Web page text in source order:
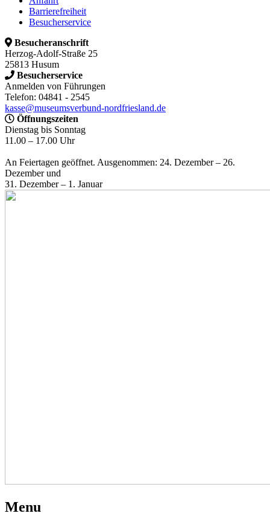
Barrierefreiheit
Besucherservice
Besucheranschrift
Herzog-Adolf-Straße 25
25813 Husum
Besucherservice
Anmelden von Führungen
Telefon: 04841 - 2545
kasse@museumsverbund-nordfriesland.de
Öffnungszeiten
Dienstag bis Sonntag
11.00 – 17.00 Uhr
An Feiertagen geöffnet. Ausgenommen: 24. Dezember – 26.
Dezember und
31. Dezember – 1. Januar
Menu